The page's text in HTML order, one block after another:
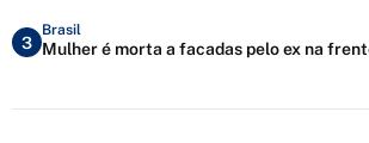
3
Brasil
Mulher é morta a facadas pelo ex na